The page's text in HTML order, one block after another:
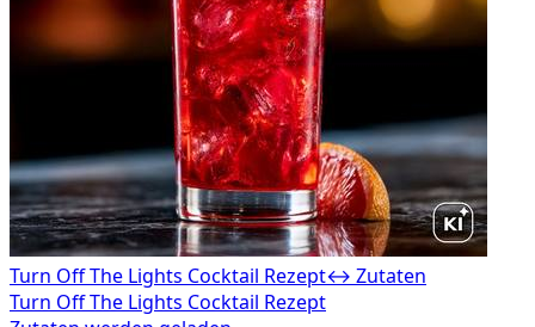
Turn Off The Lights Cocktail Rezept↔ Zutaten